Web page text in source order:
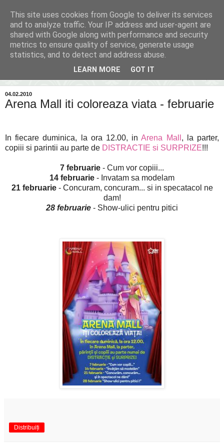
Inima Bacăului
Din inima Bacăului...spre inima ta...
04.02.2010
Arena Mall iti coloreaza viata - februarie
In fiecare duminica, la ora 12.00, inArena Mall , la parter,
copiii si parintii au parte de DISTRACTIE si SURPRIZE!!!
7 februarie - Cum vor copiii...
14 februarie - Invatam sa modelam
21 februarie- Concuram, concuram... si in specatacol ne
dam!
28 februarie - Show-ulici pentru pitici
Distribuiți
This site uses cookies from Google to deliver its services
and to analyze traffic. Your IP address and user-agent are
shared with Google along with performance and security
metrics to ensure quality of service, generate usage
statistics, and to detect and address abuse.
LEARN MORE GOT IT